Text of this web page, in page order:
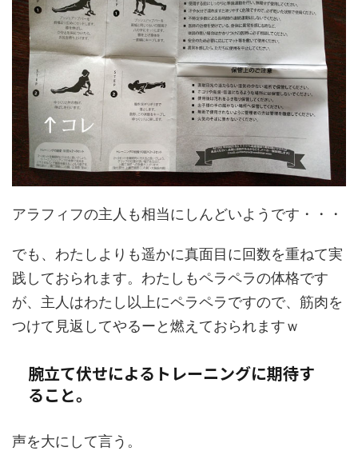
アラフィフの主人も相当にしんどいようです・・・
でも、わたしよりも遥かに真面目に回数を重ねて実
践しておられます。わたしもペラペラの体格です
が、主人はわたし以上にペラペラですので、筋肉を
つけて見返してやるーと燃えておられますｗ
腕立て伏せによるトレーニングに期待す
ること。
声を大にして言う。